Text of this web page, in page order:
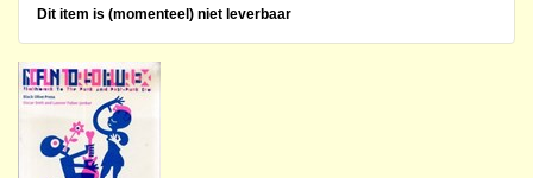
Dit item is (momenteel) niet leverbaar